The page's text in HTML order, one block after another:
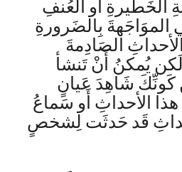
الخَطيرةِ أو العُنفِ
الموَاجَهةَ بِالضَرورةِ
الصَادِمةَ
يُمكنُ أَنْ تَنشأ
كَونِّكَ شَاهِدَ عَيانٍ
الأحداثِ أَو سَماعُ
قَد حَدثَت لِشخصٍ